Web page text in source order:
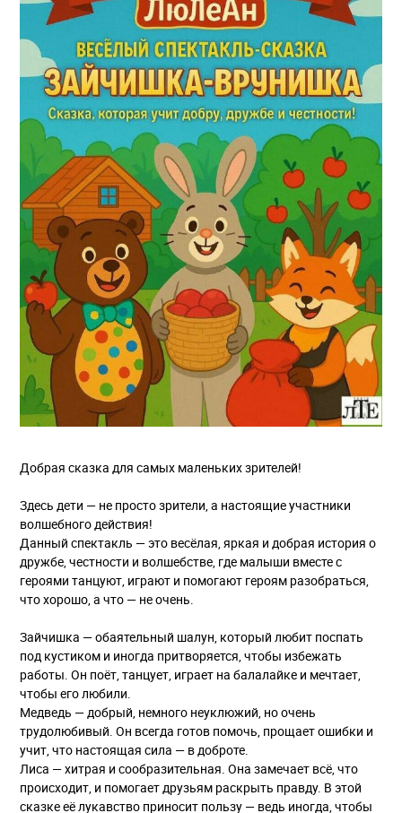
Добрая сказка для самых маленьких зрителей!
Здесь дети — не просто зрители, а настоящие участники
волшебного действия!
Данный спектакль — это весёлая, яркая и добрая история о
дружбе, честности и волшебстве, где малыши вместе с
героями танцуют, играют и помогают героям разобраться,
что хорошо, а что — не очень.
Зайчишка — обаятельный шалун, который любит поспать
под кустиком и иногда притворяется, чтобы избежать
работы. Он поёт, танцует, играет на балалайке и мечтает,
чтобы его любили.
Медведь — добрый, немного неуклюжий, но очень
трудолюбивый. Он всегда готов помочь, прощает ошибки и
учит, что настоящая сила — в доброте.
Лиса — хитрая и сообразительная. Она замечает всё, что
происходит, и помогает друзьям раскрыть правду. В этой
сказке её лукавство приносит пользу — ведь иногда, чтобы